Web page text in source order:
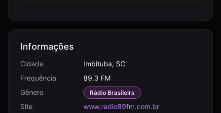
Informações
Cidade
Imbituba, SC
Frequência
89.3 FM
Gênero
Rádio Brasileira
Site
www.radio89fm.com.br